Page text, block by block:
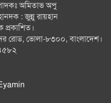
অমিতাভ অপু
: জুন্নু রায়হান
প্রকাশিত।
রোড, ভোলা-৮৩০০, বাংলাদেশ।